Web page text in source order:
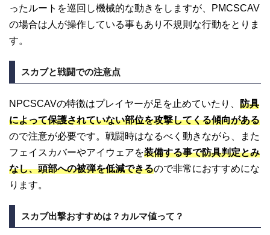
ったルートを巡回し機械的な動きをしますが、PMCSCAV
の場合は人が操作している事もあり不規則な行動をとりま
す。
スカブと戦闘での注意点
NPCSCAVの特徴はプレイヤーが足を止めていたり、 防具
によって保護されていない部位を攻撃してくる傾向がある
ので注意が必要です。戦闘時はなるべく動きながら、また
フェイスカバーやアイウェアを装備する事で防具判定とみ
なし、頭部への被弾を低減できるので非常におすすめにな
ります。
スカブ出撃おすすめは？カルマ値って？